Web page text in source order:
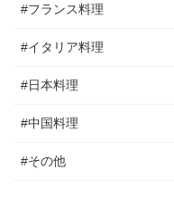
#フランス料理
#イタリア料理
#日本料理
#中国料理
#その他